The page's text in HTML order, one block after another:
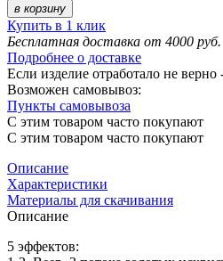
в корзину
Купить в 1 клик
Бесплатная доставка от 4000 руб.
Подробнее о доставке
Если изделие отработало не верно
Возможен самовывоз:
Пункты самовывоза
С этим товаром часто покупают
С этим товаром часто покупают
Описание
Характеристики
Материалы для скачивания
Описание
5 эффектов: